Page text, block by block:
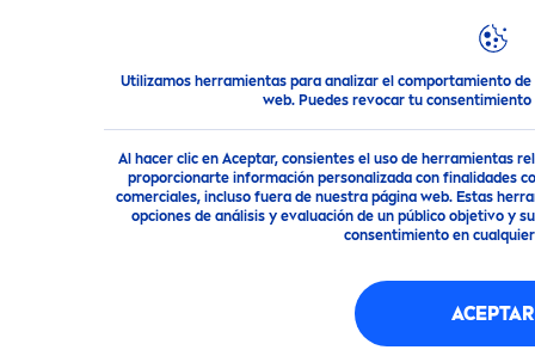
Utilizamos herramientas para analizar el comportamiento
web. Puedes revocar tu
Al hacer clic en Aceptar, consientes el uso de herramientas
proporcionarte información personalizada con finalidades
comerciales, incluso fuera de nuestra página web. Estas
opciones de análisis y evaluación de un público objetivo y
consentimiento en
ACEPTAR
Consejos para la Piel ¿Cuál es el mejor